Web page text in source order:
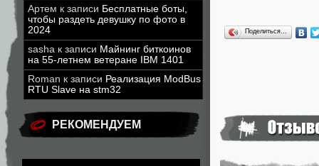
Артем к записи Бесплатные боты,
чтобы раздеть девушку по фото в
2024
sasha к записи Майнинг биткоинов
на 55-летнем ветеране IBM 1401
Roman к записи Реализация ModBus
RTU Slave на stm32
РЕКОМЕНДУЕМ
Поделиться…